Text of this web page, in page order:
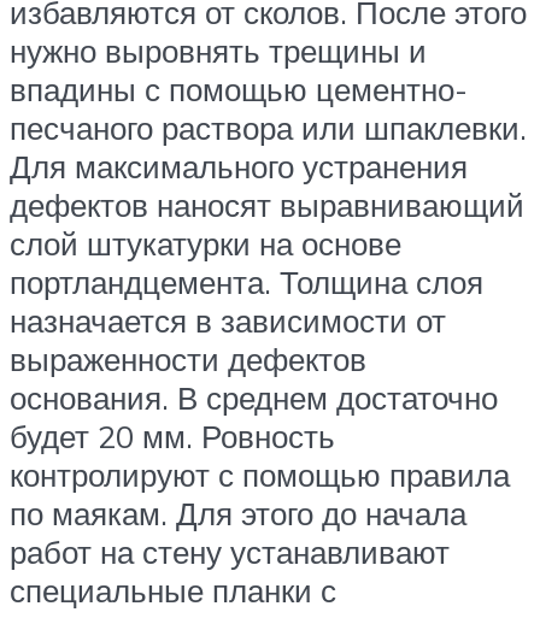
избавляются от сколов. После этого
нужно выровнять трещины и
впадины с помощью цементно-
песчаного раствора или шпаклевки.
Для максимального устранения
дефектов наносят выравнивающий
слой штукатурки на основе
портландцемента. Толщина слоя
назначается в зависимости от
выраженности дефектов
основания. В среднем достаточно
будет 20 мм. Ровность
контролируют с помощью правила
по маякам. Для этого до начала
работ на стену устанавливают
специальные планки с